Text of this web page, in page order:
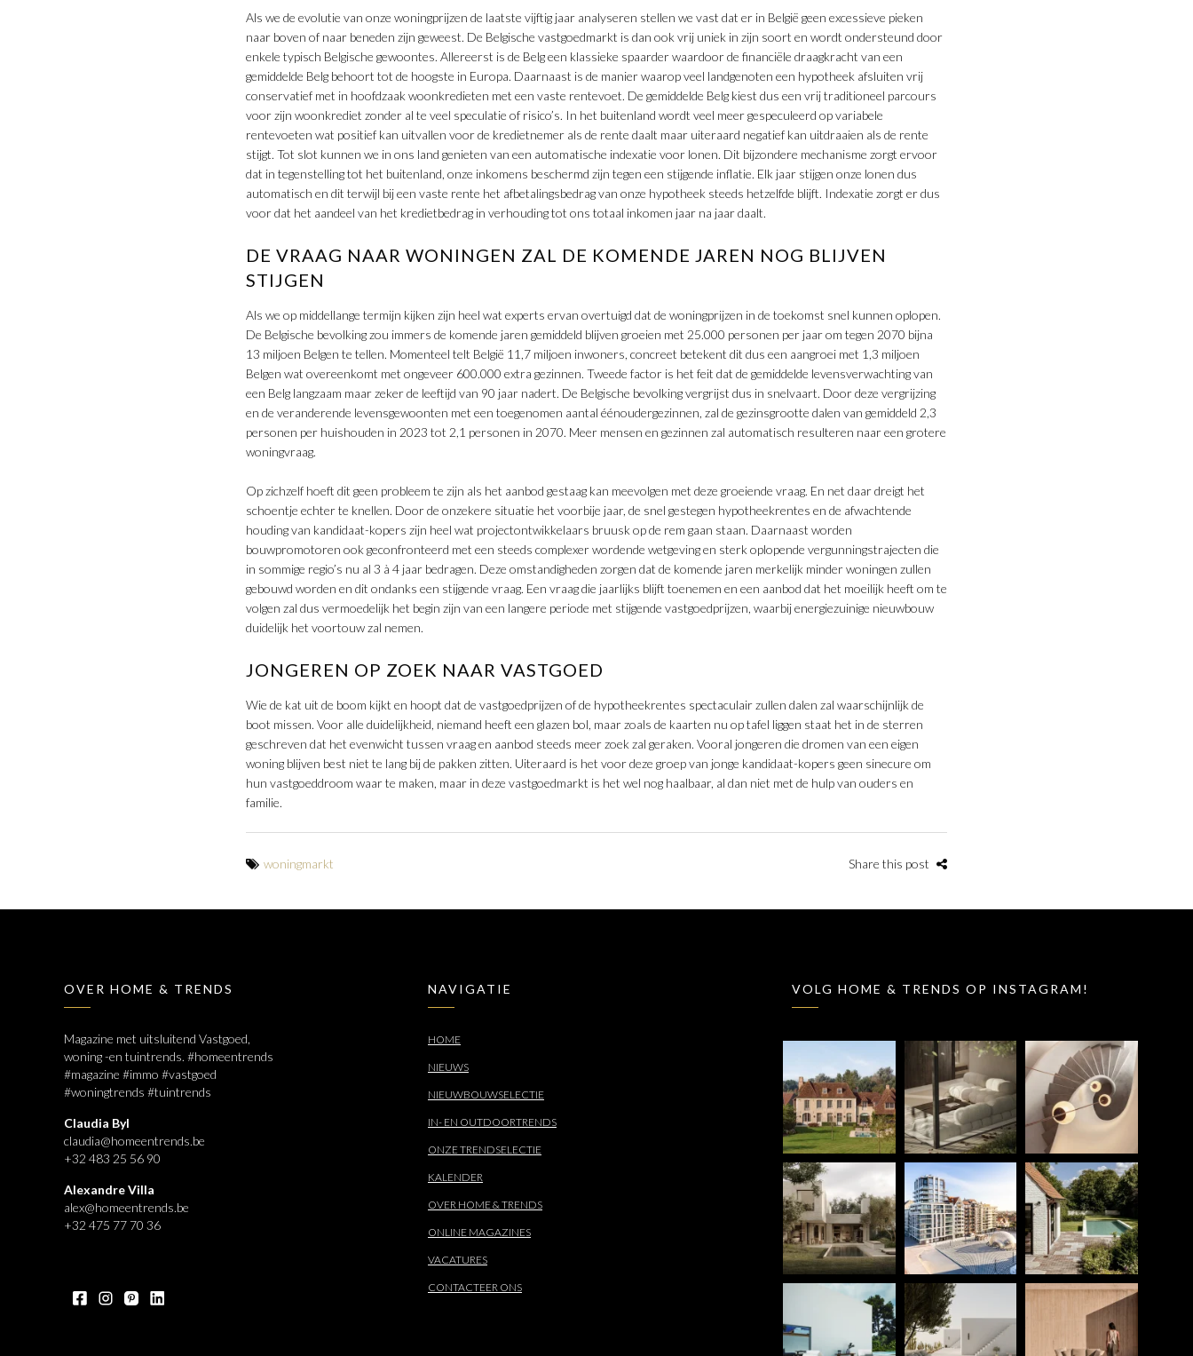
Als we de evolutie van onze woningprijzen de laatste vijftig jaar analyseren stellen we vast dat er in België geen excessieve pieken
naar boven of naar beneden zijn geweest. De Belgische vastgoedmarkt is dan ook vrij uniek in zijn soort en wordt ondersteund door
enkele typisch Belgische gewoontes. Allereerst is de Belg een klassieke spaarder waardoor de financiële draagkracht van een
gemiddelde Belg behoort tot de hoogste in Europa. Daarnaast is de manier waarop veel landgenoten een hypotheek afsluiten vrij
conservatief met in hoofdzaak woonkredieten met een vaste rentevoet. De gemiddelde Belg kiest dus een vrij traditioneel parcours
voor zijn woonkrediet zonder al te veel speculatie of risico’s. In het buitenland wordt veel meer gespeculeerd op variabele
rentevoeten wat positief kan uitvallen voor de kredietnemer als de rente daalt maar uiteraard negatief kan uitdraaien als de rente
stijgt. Tot slot kunnen we in ons land genieten van een automatische indexatie voor lonen. Dit bijzondere mechanisme zorgt ervoor
dat in tegenstelling tot het buitenland, onze inkomens beschermd zijn tegen een stijgende inflatie. Elk jaar stijgen onze lonen dus
automatisch en dit terwijl bij een vaste rente het afbetalingsbedrag van onze hypotheek steeds hetzelfde blijft. Indexatie zorgt er dus
voor dat het aandeel van het kredietbedrag in verhouding tot ons totaal inkomen jaar na jaar daalt.
DE VRAAG NAAR WONINGEN ZAL DE KOMENDE JAREN NOG BLIJVEN
STIJGEN
Als we op middellange termijn kijken zijn heel wat experts ervan overtuigd dat de woningprijzen in de toekomst snel kunnen oplopen.
De Belgische bevolking zou immers de komende jaren gemiddeld blijven groeien met 25.000 personen per jaar om tegen 2070 bijna
13 miljoen Belgen te tellen. Momenteel telt België 11,7 miljoen inwoners, concreet betekent dit dus een aangroei met 1,3 miljoen
Belgen wat overeenkomt met ongeveer 600.000 extra gezinnen. Tweede factor is het feit dat de gemiddelde levensverwachting van
een Belg langzaam maar zeker de leeftijd van 90 jaar nadert. De Belgische bevolking vergrijst dus in snelvaart. Door deze vergrijzing
en de veranderende levensgewoonten met een toegenomen aantal éénoudergezinnen, zal de gezinsgrootte dalen van gemiddeld 2,3
personen per huishouden in 2023 tot 2,1 personen in 2070. Meer mensen en gezinnen zal automatisch resulteren naar een grotere
woningvraag.
Op zichzelf hoeft dit geen probleem te zijn als het aanbod gestaag kan meevolgen met deze groeiende vraag. En net daar dreigt het
schoentje echter te knellen. Door de onzekere situatie het voorbije jaar, de snel gestegen hypotheekrentes en de afwachtende
houding van kandidaat-kopers zijn heel wat projectontwikkelaars bruusk op de rem gaan staan. Daarnaast worden
bouwpromotoren ook geconfronteerd met een steeds complexer wordende wetgeving en sterk oplopende vergunningstrajecten die
in sommige regio’s nu al 3 à 4 jaar bedragen. Deze omstandigheden zorgen dat de komende jaren merkelijk minder woningen zullen
gebouwd worden en dit ondanks een stijgende vraag. Een vraag die jaarlijks blijft toenemen en een aanbod dat het moeilijk heeft om te
volgen zal dus vermoedelijk het begin zijn van een langere periode met stijgende vastgoedprijzen, waarbij energiezuinige nieuwbouw
duidelijk het voortouw zal nemen.
JONGEREN OP ZOEK NAAR VASTGOED
Wie de kat uit de boom kijkt en hoopt dat de vastgoedprijzen of de hypotheekrentes spectaculair zullen dalen zal waarschijnlijk de
boot missen. Voor alle duidelijkheid, niemand heeft een glazen bol, maar zoals de kaarten nu op tafel liggen staat het in de sterren
geschreven dat het evenwicht tussen vraag en aanbod steeds meer zoek zal geraken. Vooral jongeren die dromen van een eigen
woning blijven best niet te lang bij de pakken zitten. Uiteraard is het voor deze groep van jonge kandidaat-kopers geen sinecure om
hun vastgoeddroom waar te maken, maar in deze vastgoedmarkt is het wel nog haalbaar, al dan niet met de hulp van ouders en
familie.
woningmarkt Share this post
OVER HOME & TRENDS
Magazine met uitsluitend Vastgoed,
woning -en tuintrends. #homeentrends
#magazine #immo #vastgoed
#woningtrends #tuintrends
Claudia Byl
claudia@homeentrends.be
+32 483 25 56 90
Alexandre Villa
alex@homeentrends.be
+32 475 77 70 36
NAVIGATIE
HOME
NIEUWS
NIEUWBOUWSELECTIE
IN- EN OUTDOORTRENDS
ONZE TRENDSELECTIE
KALENDER
OVER HOME & TRENDS
ONLINE MAGAZINES
VACATURES
CONTACTEER ONS
VOLG HOME & TRENDS OP INSTAGRAM!